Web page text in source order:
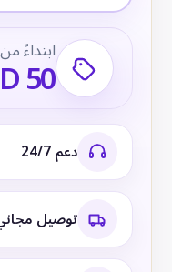
ابتداءً من
50
دعم 24/7
توصيل